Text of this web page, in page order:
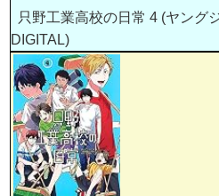
只野工業高校の日常 4 (ヤング
DIGITAL)